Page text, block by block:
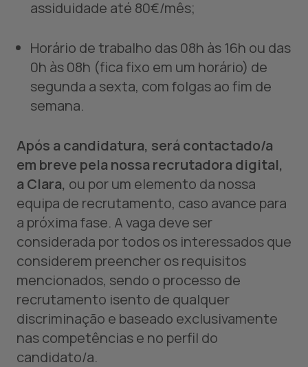
assiduidade até 80€/mês;
Horário de trabalho das 08h às 16h ou das
0h às 08h (fica fixo em um horário) de
segunda a sexta, com folgas ao fim de
semana.
Após a candidatura, será contactado/a
em breve pela nossa recrutadora digital,
a Clara, ou por um elemento da nossa
equipa de recrutamento, caso avance para
a próxima fase. A vaga deve ser
considerada por todos os interessados que
considerem preencher os requisitos
mencionados, sendo o processo de
recrutamento isento de qualquer
discriminação e baseado exclusivamente
nas competências e no perfil do
candidato/a.